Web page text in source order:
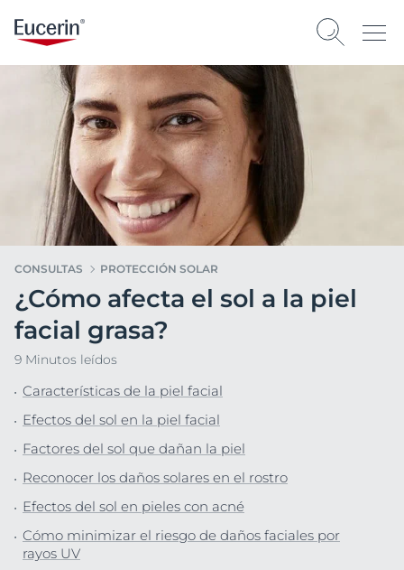
CONSULTAS PROTECCIÓN SOLAR
¿Cómo afecta el sol a la piel
facial grasa?
9 Minutos leídos
Características de la piel facial
Efectos del sol en la piel facial
Factores del sol que dañan la piel
Reconocer los daños solares en el rostro
Efectos del sol en pieles con acné
Cómo minimizar el riesgo de daños faciales por
rayos UV